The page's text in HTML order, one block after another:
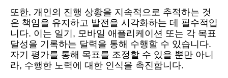
또한, 개인의 진행 상황을 지속적으로 추적하는 것
은 책임을 유지하고 발전을 시각화하는 데 필수적입
니다. 이는 일기, 모바일 애플리케이션 또는 각 목표
달성을 기록하는 달력을 통해 수행할 수 있습니다.
자기 평가를 통해 목표를 조정할 수 있을 뿐만 아니
라, 수행한 노력에 대한 인식을 촉진합니다.